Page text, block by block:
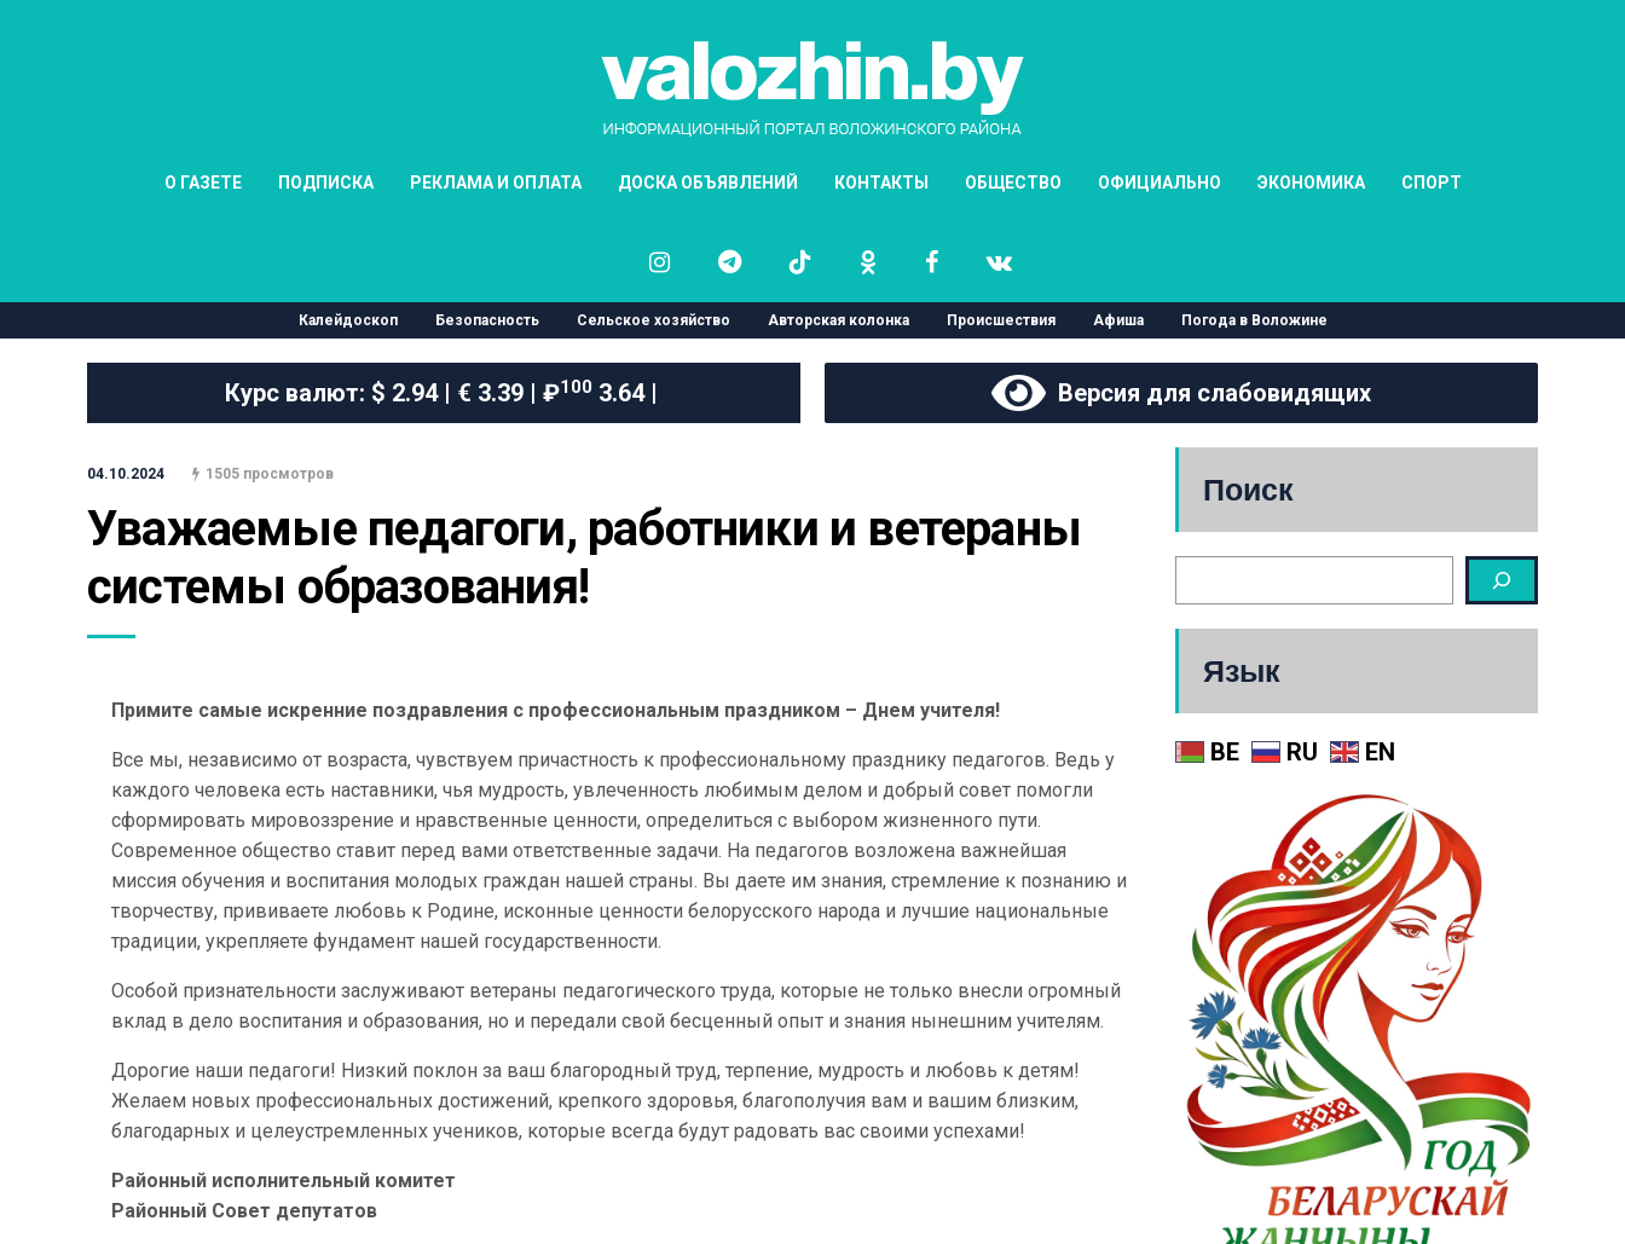
О ГАЗЕТЕ ПОДПИСКА РЕКЛАМА И ОПЛАТА ДОСКА ОБЪЯВЛЕНИЙ КОНТАКТЫ ОБЩЕСТВО ОФИЦИАЛЬНО ЭКОНОМИКА СПОРТ
Калейдоскоп Безопасность Сельское хозяйство Авторская колонка Происшествия Афиша Погода в Воложине
Курс валют: $ 2.94 | € 3.39 | ₽1003.64 | Версия для слабовидящих
04.10.2024 1505 просмотров
Уважаемые педагоги, работники и ветераны
системы образования!
Примите самые искренние поздравления с профессиональным праздником – Днем учителя!
Все мы, независимо от возраста, чувствуем причастность к профессиональному празднику педагогов. Ведь у
каждого человека есть наставники, чья мудрость, увлеченность любимым делом и добрый совет помогли
сформировать мировоззрение и нравственные ценности, определиться с выбором жизненного пути.
Современное общество ставит перед вами ответственные задачи. На педагогов возложена важнейшая
миссия обучения и воспитания молодых граждан нашей страны. Вы даете им знания, стремление к познанию и
творчеству, прививаете любовь к Родине, исконные ценности белорусского народа и лучшие национальные
традиции, укрепляете фундамент нашей государственности.
Особой признательности заслуживают ветераны педагогического труда, которые не только внесли огромный
вклад в дело воспитания и образования, но и передали свой бесценный опыт и знания нынешним учителям.
Дорогие наши педагоги! Низкий поклон за ваш благородный труд, терпение, мудрость и любовь к детям!
Желаем новых профессиональных достижений, крепкого здоровья, благополучия вам и вашим близким,
благодарных и целеустремленных учеников, которые всегда будут радовать вас своими успехами!
Районный исполнительный комитет
Районный Совет депутатов
Поиск
Язык
BE RU EN